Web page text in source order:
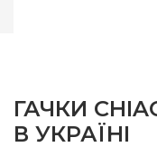
ГАЧКИ
В УКРАЇНІ